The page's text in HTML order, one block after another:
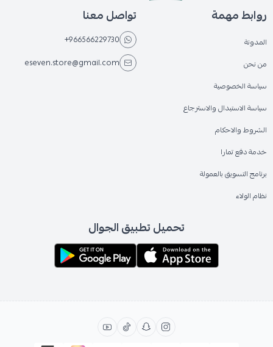
روابط مهمة
المدونة
من نحن
سياسة الخصوصية
سياسة الاستبدال والاسترجاع
الشروط والاحكام
خدمة دفع تمارا
برنامج التسويق بالعمولة
نظام الولاء
تواصل معنا
+966566229730
eseven.store@gmail.com
تحميل تطبيق الجوال